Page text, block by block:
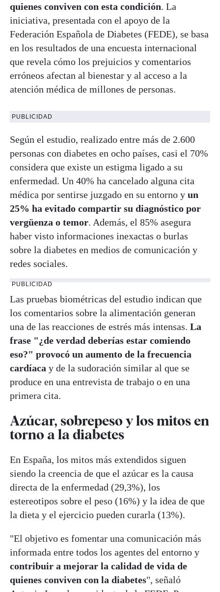
quienes conviven con esta condición. La
iniciativa, presentada con el apoyo de la
Federación Española de Diabetes (FEDE), se basa
en los resultados de una encuesta internacional
que revela cómo los prejuicios y comentarios
erróneos afectan al bienestar y al acceso a la
atención médica de millones de personas.
PUBLICIDAD
Según el estudio, realizado entre más de 2.600
personas con diabetes en ocho países, casi el 70%
considera que existe un estigma ligado a su
enfermedad. Un 40% ha cancelado alguna cita
médica por sentirse juzgado en su entorno y un
25% ha evitado compartir su diagnóstico por
vergüenza o temor. Además, el 85% asegura
haber visto informaciones inexactas o burlas
sobre la diabetes en medios de comunicación y
redes sociales.
PUBLICIDAD
Las pruebas biométricas del estudio indican que
los comentarios sobre la alimentación generan
una de las reacciones de estrés más intensas. La
frase "¿de verdad deberías estar comiendo
eso?" provocó un aumento de la frecuencia
cardíaca y de la sudoración similar al que se
produce en una entrevista de trabajo o en una
primera cita.
Azúcar, sobrepeso y los mitos en
torno a la diabetes
En España, los mitos más extendidos siguen
siendo la creencia de que el azúcar es la causa
directa de la enfermedad (29,3%), los
estereotipos sobre el peso (16%) y la idea de que
la dieta y el ejercicio pueden curarla (13%).
"El objetivo es fomentar una comunicación más
informada entre todos los agentes del entorno y
contribuir a mejorar la calidad de vida de
quienes conviven con la diabetes", señaló